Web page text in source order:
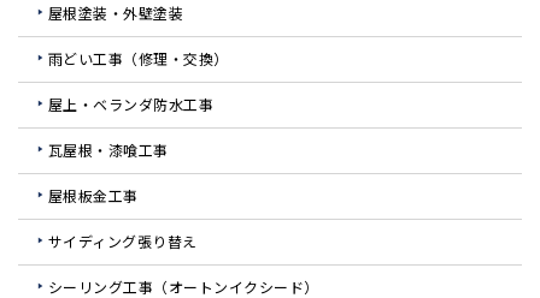
屋根塗装・外壁塗装
雨どい工事（修理・交換）
屋上・ベランダ防水工事
瓦屋根・漆喰工事
屋根板金工事
サイディング張り替え
シーリング工事（オートンイクシード）